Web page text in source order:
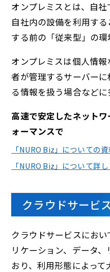
オンプレミスとは、自社
自社内の設備を利用す
する前の「従来型」の環
オンプレミスは個人情
者が管理するサーバー
る情報を扱う場合などに
高速で安定したネット
ォーマンスで
「NURO Biz」についての
「NURO Biz」について詳
クラウドサービ
クラウドサービスにお
リケーション、データ
おり、利用形態によって